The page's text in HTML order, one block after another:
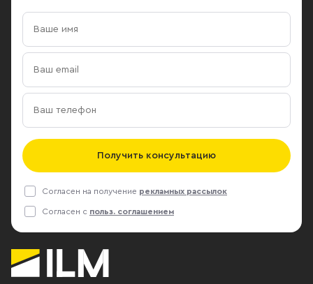
Получить консультацию
Согласен на получение рекламных рассылок
Согласен с польз. соглашением